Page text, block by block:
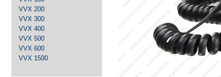
VVX 200
VVX 300
VVX 400
VVX 500
VVX 600
VVX 1500